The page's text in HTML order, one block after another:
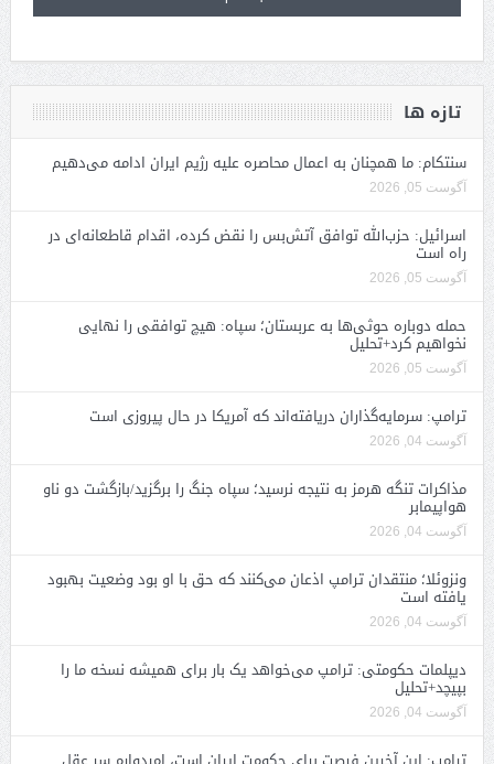
تازه ها
سنتکام: ما همچنان به اعمال محاصره علیه رژیم ایران ادامه می‌دهیم
آگوست 05, 2026
اسرائیل: حزب‌الله توافق آتش‌بس را نقض کرده، اقدام قاطعانه‌ای در
راه است
آگوست 05, 2026
حمله دوباره حوثی‌ها به عربستان؛ سپاه: هیچ توافقی را نهایی
نخواهیم کرد+تحلیل
آگوست 05, 2026
ترامپ: سرمایه‌گذاران دریافته‌اند که آمریکا در حال پیروزی است
آگوست 04, 2026
مذاکرات تنگه هرمز به نتیجه نرسید؛ سپاه جنگ را برگزید/بازگشت دو ناو
هواپیمابر
آگوست 04, 2026
ونزوئلا؛ منتقدان ترامپ اذعان می‌کنند که حق با او بود وضعیت بهبود
یافته است
آگوست 04, 2026
دیپلمات حکومتی: ترامپ می‌خواهد یک بار برای همیشه نسخه ما را
بپیچد+تحلیل
آگوست 04, 2026